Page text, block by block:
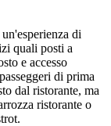
di
quali posti a
e accesso
di prima
dal ristorante, ma
ristorante o